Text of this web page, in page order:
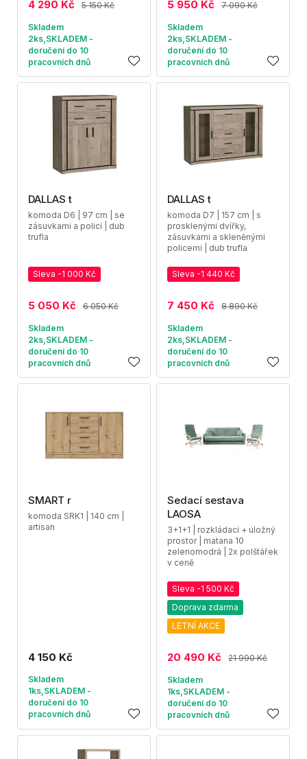
4 290 Kč 5 150 Kč
Skladem
2ks,SKLADEM -
doručení do 10
pracovních dnů
5 950 Kč 7 090 Kč
Skladem
2ks,SKLADEM -
doručení do 10
pracovních dnů
DALLAS t
komoda D6 | 97 cm | se
zásuvkami a policí | dub
trufla
Sleva -1 000 Kč
5 050 Kč 6 050 Kč
Skladem
2ks,SKLADEM -
doručení do 10
pracovních dnů
DALLAS t
komoda D7 | 157 cm | s
prosklenými dvířky,
zásuvkami a skleněnými
policemi | dub trufla
Sleva -1 440 Kč
7 450 Kč 8 890 Kč
Skladem
2ks,SKLADEM -
doručení do 10
pracovních dnů
SMART r
komoda SRK1 | 140 cm |
artisan
4 150 Kč
Skladem
1ks,SKLADEM -
doručení do 10
pracovních dnů
Sedací sestava
LAOSA
3+1+1 | rozkládací + úložný
prostor | matana 10
zelenomodrá | 2x polštářek
v ceně
Sleva -1 500 Kč
Doprava zdarma
LETNÍ AKCE
20 490 Kč 21 990 Kč
Skladem
1ks,SKLADEM -
doručení do 10
pracovních dnů